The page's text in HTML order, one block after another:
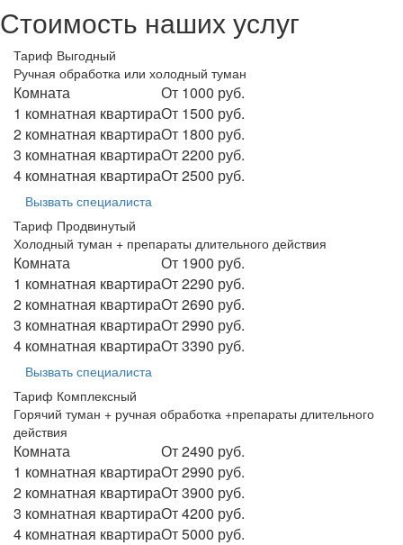
Стоимость наших услуг
Тариф Выгодный
Ручная обработка или холодный туман
Комната
От 1000 руб.
1 комнатная квартираОт 1500 руб.
2 комнатная квартираОт 1800 руб.
3 комнатная квартираОт 2200 руб.
4 комнатная квартираОт 2500 руб.
Вызвать специалиста
Тариф Продвинутый
Холодный туман + препараты длительного действия
Комната
От 1900 руб.
1 комнатная квартираОт 2290 руб.
2 комнатная квартираОт 2690 руб.
3 комнатная квартираОт 2990 руб.
4 комнатная квартираОт 3390 руб.
Вызвать специалиста
Тариф Комплексный
Горячий туман + ручная обработка +препараты длительного
действия
Комната
От 2490 руб.
1 комнатная квартираОт 2990 руб.
2 комнатная квартираОт 3900 руб.
3 комнатная квартираОт 4200 руб.
4 комнатная квартираОт 5000 руб.